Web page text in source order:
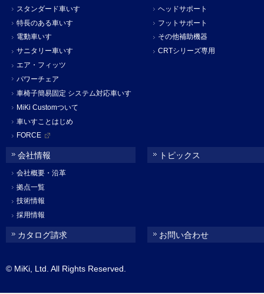
スタンダード車いす
特長のある車いす
電動車いす
サニタリー車いす
エア・フィッツ
パワーチェア
車椅子簡易固定 システム対応車いす
MiKi Customついて
車いすことはじめ
FORCE
ヘッドサポート
フットサポート
その他補助機器
CRTシリーズ専用
会社情報
会社概要・沿革
拠点一覧
技術情報
採用情報
トピックス
カタログ請求 お問い合わせ
© MiKi, Ltd. All Rights Reserved.